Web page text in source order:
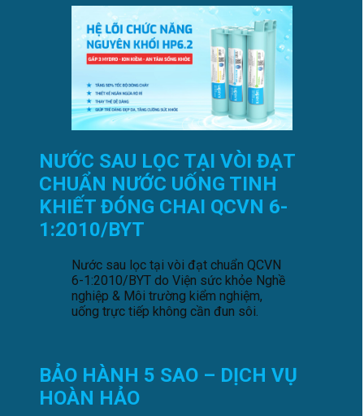
NƯỚC SAU LỌC TẠI VÒI ĐẠT
CHUẨN NƯỚC UỐNG TINH
KHIẾT ĐÓNG CHAI QCVN 6-
1:2010/BYT
Nước sau lọc tại vòi đạt chuẩn QCVN
6-1:2010/BYT do Viện sức khỏe Nghề
nghiệp & Môi trường kiểm nghiệm,
uống trực tiếp không cần đun sôi.
BẢO HÀNH 5 SAO – DỊCH VỤ
HOÀN HẢO